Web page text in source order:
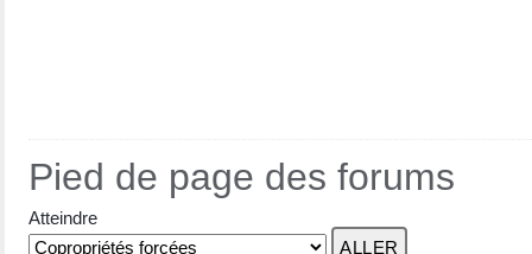
Pied de page des forums
Atteindre